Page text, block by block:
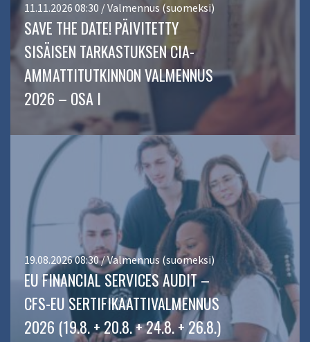
11.11.2026 08:30 / Valmennus (suomeksi)
SAVE THE DATE! PÄIVITETTY
SISÄISEN TARKASTUKSEN CIA-
AMMATTITUTKINNON VALMENNUS
2026 – OSA I
19.08.2026 08:30 / Valmennus (suomeksi)
EU FINANCIAL SERVICES AUDIT –
CFS-EU SERTIFIKAATTIVALMENNUS
2026 (19.8. + 20.8. + 24.8. + 26.8.)